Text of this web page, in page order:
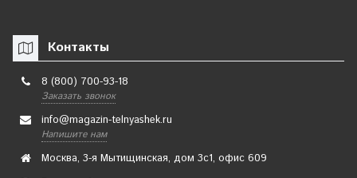
Контакты
8 (800) 700-93-18
Заказать звонок
info@magazin-telnyashek.ru
Напишите нам
Москва, 3-я Мытищинская, дом 3с1, офис 609